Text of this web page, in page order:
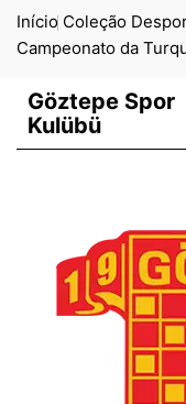
Início Coleção
Campeonato da
Göztepe Spor
Kulübü